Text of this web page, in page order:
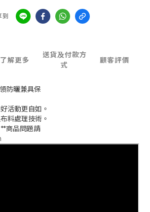
到
了解更多
送貨及付款方
式
顧客評價
防曬兼具保
活動更自如。
料處理技術。
商品問題請